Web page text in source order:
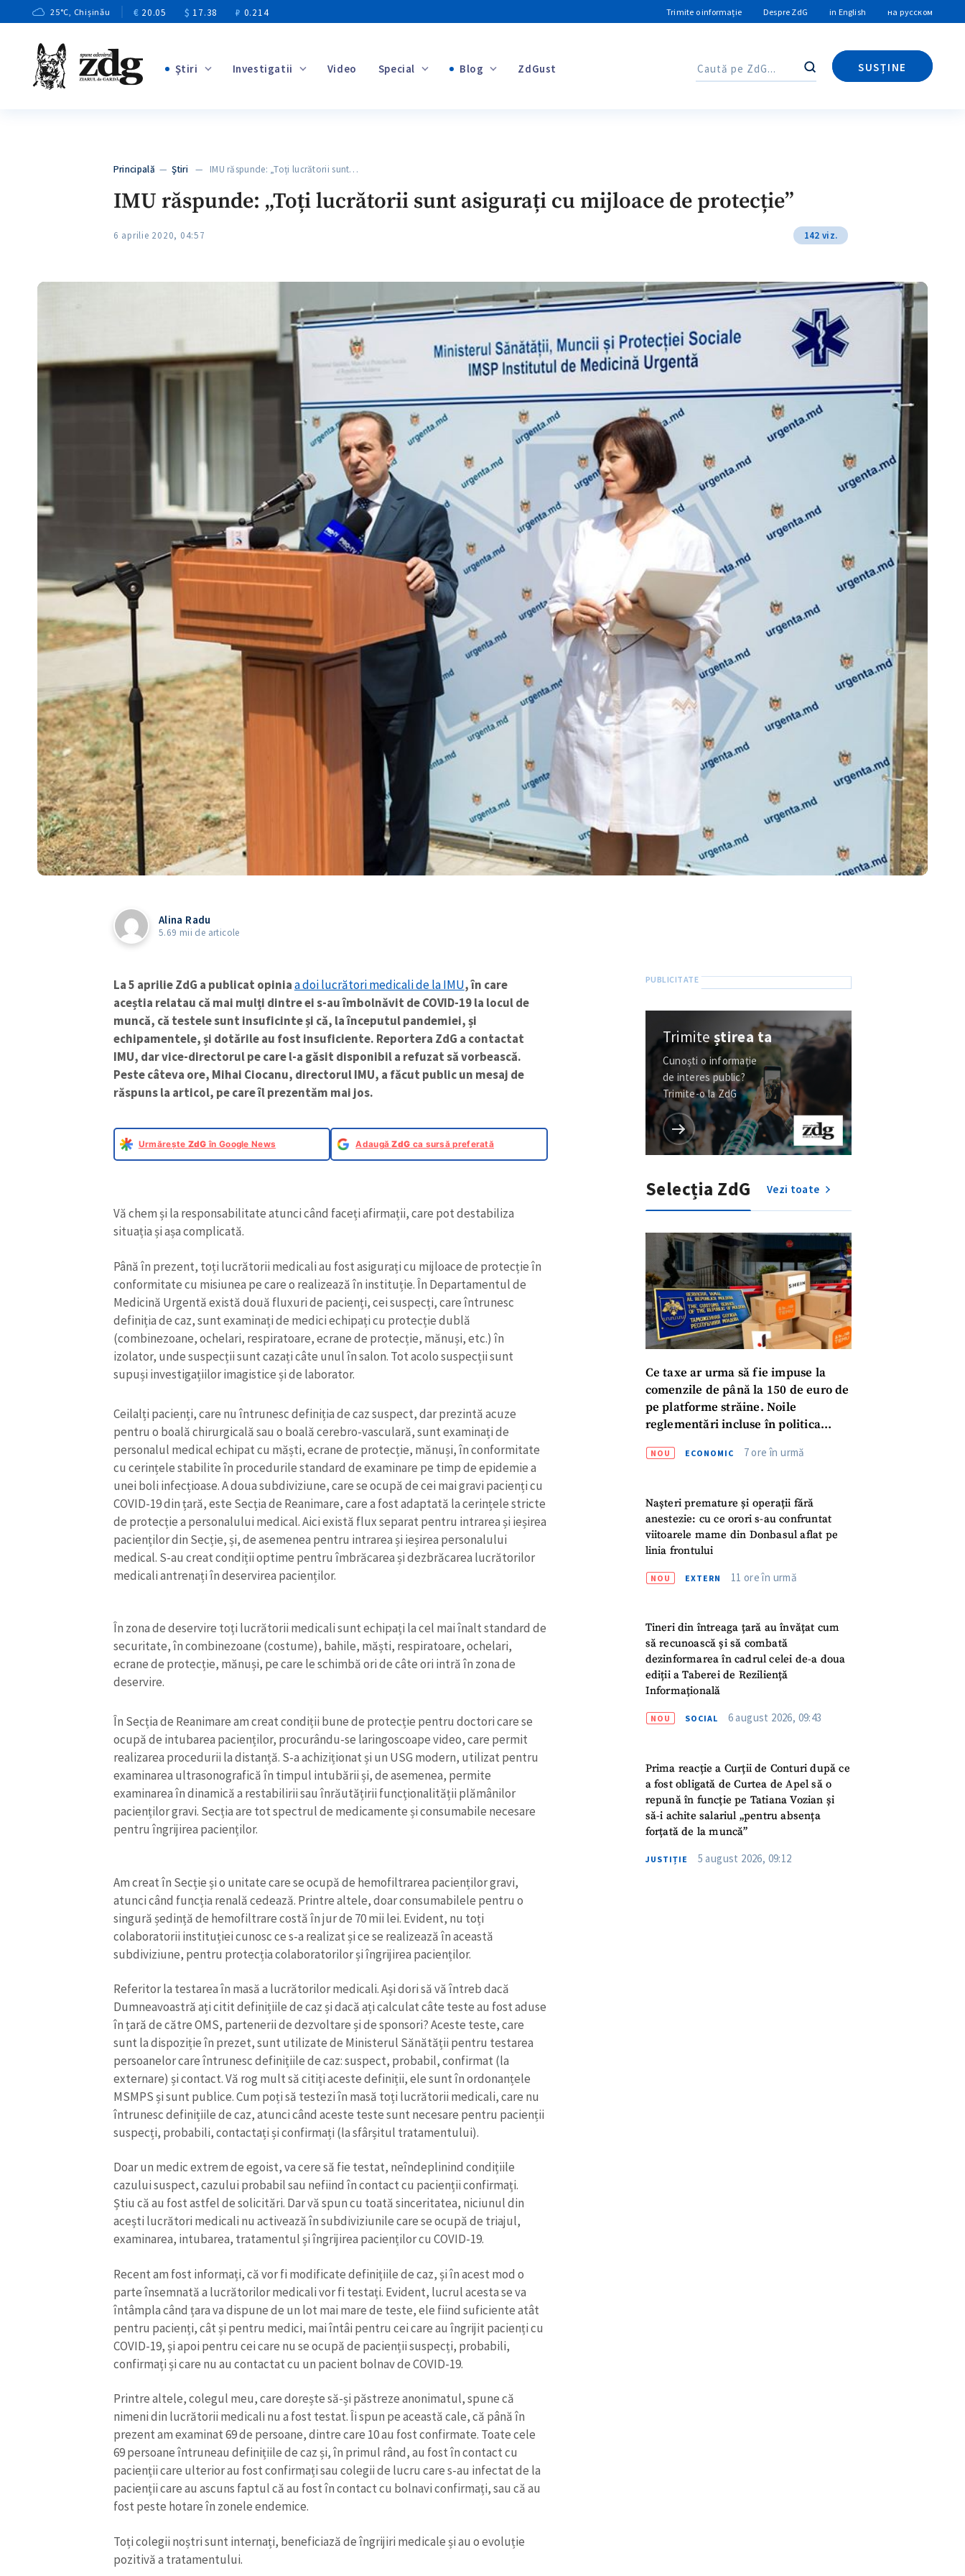
25°C, Chișinău € 20.05 $ 17.38 ₽ 0.214 Trimite o informație Despre ZdG in English на русском
Ştiri Investigatii Video Special Blog ZdGust Caută
SUSȚINE
Caută
Principală —Ştiri — IMU răspunde: „Toți lucrătorii sunt…
IMU răspunde: „Toți lucrătorii sunt asigurați cu mijloace de protecție”
6 aprilie 2020, 04:57 142 viz.
Alina Radu
5.69 mii de articole
La 5 aprilie ZdG a publicat opiniaa doi lucrători medicali de la IMU, în care
aceștia relatau că mai mulți dintre ei s-au îmbolnăvit de COVID-19 la locul de
muncă, că testele sunt insuficinte și că, la începutul pandemiei, și
echipamentele, și dotările au fost insuficiente. Reportera ZdG a contactat
IMU, dar vice-directorul pe care l-a găsit disponibil a refuzat să vorbească.
Peste câteva ore, Mihai Ciocanu, directorul IMU, a făcut public un mesaj de
răspuns la articol, pe care îl prezentăm mai jos.
Urmărește ZdG în Google News AdaugăZdG ca sursă preferată
Vă chem și la responsabilitate atunci când faceți afirmații, care pot destabiliza
situația și așa complicată.
Până în prezent, toți lucrătorii medicali au fost asigurați cu mijloace de protecție în
conformitate cu misiunea pe care o realizează în instituție. În Departamentul de
Medicină Urgentă există două fluxuri de pacienți, cei suspecți, care întrunesc
definiția de caz, sunt examinați de medici echipați cu protecție dublă
(combinezoane, ochelari, respiratoare, ecrane de protecție, mănuși, etc.) în
izolator, unde suspecții sunt cazați câte unul în salon. Tot acolo suspecții sunt
supuși investigațiilor imagistice și de laborator.
Ceilalți pacienți, care nu întrunesc definiția de caz suspect, dar prezintă acuze
pentru o boală chirurgicală sau o boală cerebro-vasculară, sunt examinați de
personalul medical echipat cu măști, ecrane de protecție, mănuși, în conformitate
cu cerințele stabilite în procedurile standard de examinare pe timp de epidemie a
unei boli infecțioase. A doua subdiviziune, care se ocupă de cei mai gravi pacienți cu
COVID-19 din țară, este Secția de Reanimare, care a fost adaptată la cerințele stricte
de protecție a personalului medical. Aici există flux separat pentru intrarea și ieșirea
pacienților din Secție, și, de asemenea pentru intrarea și ieșirea personalului
medical. S-au creat condiții optime pentru îmbrăcarea și dezbrăcarea lucrătorilor
medicali antrenați în deservirea pacienților.
În zona de deservire toți lucrătorii medicali sunt echipați la cel mai înalt standard de
securitate, în combinezoane (costume), bahile, măști, respiratoare, ochelari,
ecrane de protecție, mănuși, pe care le schimbă ori de câte ori intră în zona de
deservire.
În Secția de Reanimare am creat condiții bune de protecție pentru doctori care se
ocupă de intubarea pacienților, procurându-se laringoscoape video, care permit
realizarea procedurii la distanță. S-a achiziționat și un USG modern, utilizat pentru
examinarea ultrasonografică în timpul intubării și, de asemenea, permite
examinarea în dinamică a restabilirii sau înrăutățirii funcționalității plămânilor
pacienților gravi. Secția are tot spectrul de medicamente și consumabile necesare
pentru îngrijirea pacienților.
Am creat în Secție și o unitate care se ocupă de hemofiltrarea pacienților gravi,
atunci când funcția renală cedează. Printre altele, doar consumabilele pentru o
singură ședință de hemofiltrare costă în jur de 70 mii lei. Evident, nu toți
colaboratorii instituției cunosc ce s-a realizat și ce se realizează în această
subdiviziune, pentru protecția colaboratorilor și îngrijirea pacienților.
Referitor la testarea în masă a lucrătorilor medicali. Ași dori să vă întreb dacă
Dumneavoastră ați citit definițiile de caz și dacă ați calculat câte teste au fost aduse
în țară de către OMS, partenerii de dezvoltare și de sponsori? Aceste teste, care
sunt la dispoziție în prezet, sunt utilizate de Ministerul Sănătății pentru testarea
persoanelor care întrunesc definițiile de caz: suspect, probabil, confirmat (la
externare) și contact. Vă rog mult să citiți aceste definiții, ele sunt în ordonanțele
MSMPS și sunt publice. Cum poți să testezi în masă toți lucrătorii medicali, care nu
întrunesc definițiile de caz, atunci când aceste teste sunt necesare pentru pacienții
suspecți, probabili, contactați și confirmați (la sfârșitul tratamentului).
Doar un medic extrem de egoist, va cere să fie testat, neîndeplinind condițiile
cazului suspect, cazului probabil sau nefiind în contact cu pacienții confirmați.
Știu că au fost astfel de solicitări. Dar vă spun cu toată sinceritatea, niciunul din
acești lucrători medicali nu activează în subdiviziunile care se ocupă de triajul,
examinarea, intubarea, tratamentul și îngrijirea pacienților cu COVID-19.
Recent am fost informați, că vor fi modificate definițiile de caz, și în acest mod o
parte însemnată a lucrătorilor medicali vor fi testați. Evident, lucrul acesta se va
întâmpla când țara va dispune de un lot mai mare de teste, ele fiind suficiente atât
pentru pacienți, cât și pentru medici, mai întâi pentru cei care au îngrijit pacienți cu
COVID-19, și apoi pentru cei care nu se ocupă de pacienții suspecți, probabili,
confirmați și care nu au contactat cu un pacient bolnav de COVID-19.
Printre altele, colegul meu, care dorește să-și păstreze anonimatul, spune că
nimeni din lucrătorii medicali nu a fost testat. Îi spun pe această cale, că până în
prezent am examinat 69 de persoane, dintre care 10 au fost confirmate. Toate cele
69 persoane întruneau definițiile de caz și, în primul rând, au fost în contact cu
pacienții care ulterior au fost confirmați sau colegii de lucru care s-au infectat de la
pacienții care au ascuns faptul că au fost în contact cu bolnavi confirmați, sau că au
fost peste hotare în zonele endemice.
Toți colegii noștri sunt internați, beneficiază de îngrijiri medicale și au o evoluție
pozitivă a tratamentului.
Trimiteștirea ta
Cunoști o informație
de interes public?
Trimite-o la ZdG
Selecția ZdG Vezi toate
Ce taxe ar urma să fie impuse la
comenzile de până la 150 de euro de
pe platforme străine. Noile
reglementări incluse în politica
NOU ECONOMIC 7 ore în urmă
Nașteri premature și operații fără
anestezie: cu ce orori s-au confruntat
viitoarele mame din Donbasul aflat pe
linia frontului
NOU EXTERN 11 ore în urmă
Tineri din întreaga țară au învățat cum
să recunoască și să combată
dezinformarea în cadrul celei de-a doua
ediții a Taberei de Reziliență
Informațională
NOU SOCIAL 6 august 2026, 09:43
Prima reacție a Curții de Conturi după ce
a fost obligată de Curtea de Apel să o
repună în funcție pe Tatiana Vozian și
să-i achite salariul „pentru absența
forțată de la muncă”
JUSTIȚIE 5 august 2026, 09:12
ȘTIREA MEA
Titlu știre + Adaugă titlu
Fotografie
Link media + Link media
+ Numele meu
+ Telefon personal
Am citit și sunt de acord cupolitica de